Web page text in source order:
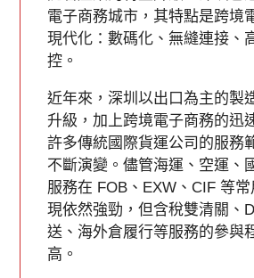
電子商務城市，其特點是跨境
現代化：數碼化、無縫連接、
控。
近年來，深圳以出口為主的製
升級，加上跨境電子商務的迅
許多傳統國際貨運公司的服務
不斷演變。儘管海運、空運、
服務在 FOB、EXW、CIF 等
現依然強勁，但含稅雙清關、
送、海外倉履行等服務的參與
高。